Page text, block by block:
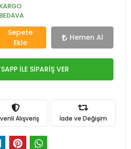
KARGO
BEDAVA
Sepete
Ekle
Hemen Al
İLE SİPARİŞ VER
Alışveriş İade ve Değişim